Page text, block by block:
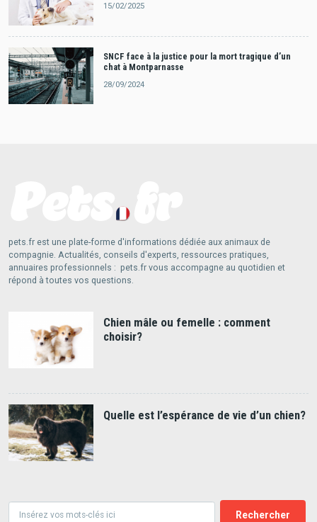
15/02/2025
SNCF face à la justice pour la mort tragique d’un
chat à Montparnasse
28/09/2024
pets.fr est une plate-forme d'informations dédiée aux animaux de
compagnie. Actualités, conseils d'experts, ressources pratiques,
annuaires professionnels : pets.fr vous accompagne au quotidien et
répond à toutes vos questions.
Chien mâle ou femelle : comment
choisir?
Quelle est l’espérance de vie d’un chien?